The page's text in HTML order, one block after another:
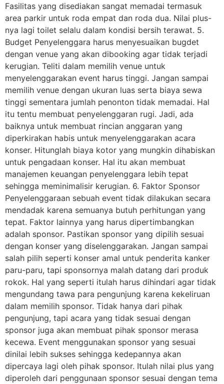
Fasilitas yang disediakan sangat memadai termasuk
area parkir untuk roda empat dan roda dua. Nilai plus-
nya lagi toilet selalu dalam kondisi bersih terawat. 5.
Budget Penyelenggara harus menyesuaikan bugdet
dengan venue yang akan dibooking agar tidak terjadi
kerugian. Teliti dalam memilih venue untuk
menyelenggarakan event harus tinggi. Jangan sampai
memilih venue dengan ukuran luas serta biaya sewa
tinggi sementara jumlah penonton tidak memadai. Hal
itu tentu membuat penyelenggaran rugi. Jadi, ada
baiknya untuk membuat rincian anggaran yang
diperkirakan habis untuk menyelenggarakan acara
konser. Hitunglah biaya kotor yang mungkin dihabiskan
untuk pengadaan konser. Hal itu akan membuat
manajemen keuangan penyelenggara lebih tepat
sehingga meminimalisir kerugian. 6. Faktor Sponsor
Penyelenggaraan sebuah event tidak dilakukan secara
mendadak karena semuanya butuh perhitungan yang
tepat. Faktor lainnya yang harus dipertimbangkan
adalah sponsor. Pastikan sponsor yang dipilih sesuai
dengan konser yang diselenggarakan. Jangan sampai
salah pilih seperti konser amal untuk penderita kanker
paru-paru, tapi sponsornya malah datang dari produk
rokok. Hal yang seperti itulah harus dihindari agar tidak
mengundang tawa para pengunjung karena kekeliruan
dalam memilih sponsor. Tidak hanya dari pihak
pengunjung, tapi acara yang tidak sesuai dengan
sponsor juga akan membuat pihak sponsor merasa
kecewa. Event menggunakan sponsor yang sesuai
dinilai lebih sukses sehingga kedepannya akan
dipercaya lagi oleh pihak sponsor. Itulah nilai plus yang
diperoleh dari penggunaan sponsor sesuai dengan tema